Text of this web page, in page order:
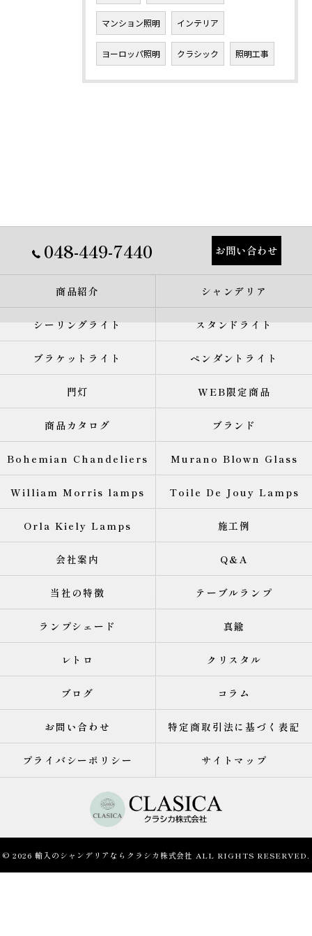
マンション照明 インテリア
ヨーロッパ照明 クラシック 照明工事
048-449-7440 お問い合わせ
商品紹介 シャンデリア
シーリングライト スタンドライト
ブラケットライト ペンダントライト
門灯 WEB限定商品
商品カタログ ブランド
Bohemian Chandeliers Murano Blown Glass
William Morris lamps Toile De Jouy Lamps
Orla Kiely Lamps 施工例
会社案内 Q&A
当社の特徴 テーブルランプ
ランプシェード 真鍮
レトロ クリスタル
ブログ コラム
お問い合わせ 特定商取引法に基づく表記
プライバシーポリシー サイトマップ
© 2026 輸入のシャンデリアならクラシカ株式会社 ALL RIGHTS RESERVED.